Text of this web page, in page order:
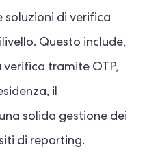
di verifica
Questo include,
tramite OTP,
il
solida gestione dei
di reporting.